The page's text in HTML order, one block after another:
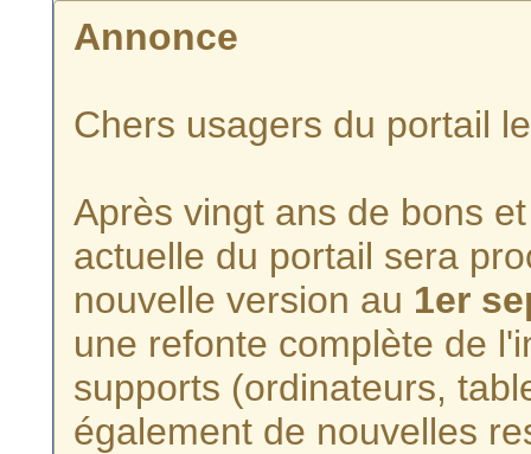
Annonce
Chers usagers du portail
Après vingt ans de bons
actuelle du portail sera
nouvelle version au 1er
une refonte complète de
supports (ordinateurs,
également de nouvelles